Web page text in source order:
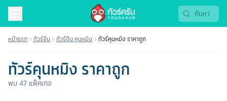
หน้าแรก ทัวร์จีน ทัวร์จีน คุนหมิง ทัวร์คุนหมิง ราคาถูก
ทัวร์คุนหมิง ราคาถูก
พบ47 แพ็คเกจ
ทัวร์ราคาถูก 2569 | Tourkrub